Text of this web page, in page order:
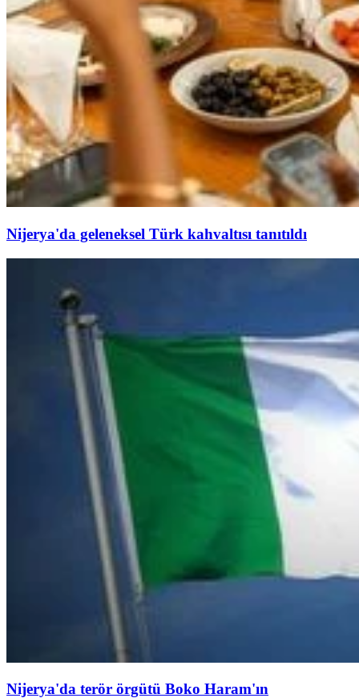
Nijerya'da geleneksel Türk kahvaltısı tanıtıldı
Nijerya'da terör örgütü Boko Haram'ın